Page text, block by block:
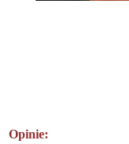
Opinie: